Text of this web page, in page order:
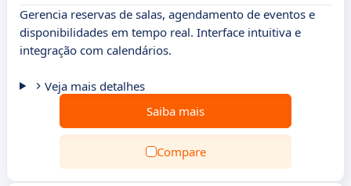
Gerencia reservas de salas, agendamento de eventos e
disponibilidades em tempo real. Interface intuitiva e
integração com calendários.
Veja mais detalhes
Saiba mais
Compare